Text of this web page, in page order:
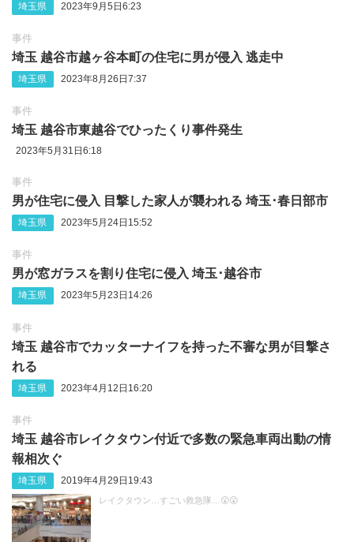
埼玉県 2023年9月5日6:23
事件
埼玉 越谷市越ヶ谷本町の住宅に男が侵入 逃走中
埼玉県 2023年8月26日7:37
事件
埼玉 越谷市東越谷でひったくり事件発生
2023年5月31日6:18
事件
男が住宅に侵入 目撃した家人が襲われる 埼玉･春日部市
埼玉県 2023年5月24日15:52
事件
男が窓ガラスを割り住宅に侵入 埼玉･越谷市
埼玉県 2023年5月23日14:26
事件
埼玉 越谷市でカッターナイフを持った不審な男が目撃さ
れる
埼玉県 2023年4月12日16:20
事件
埼玉 越谷市レイクタウン付近で多数の緊急車両出動の情
報相次ぐ
埼玉県 2019年4月29日19:43
レイクタウン…すごい救急隊…😲😲